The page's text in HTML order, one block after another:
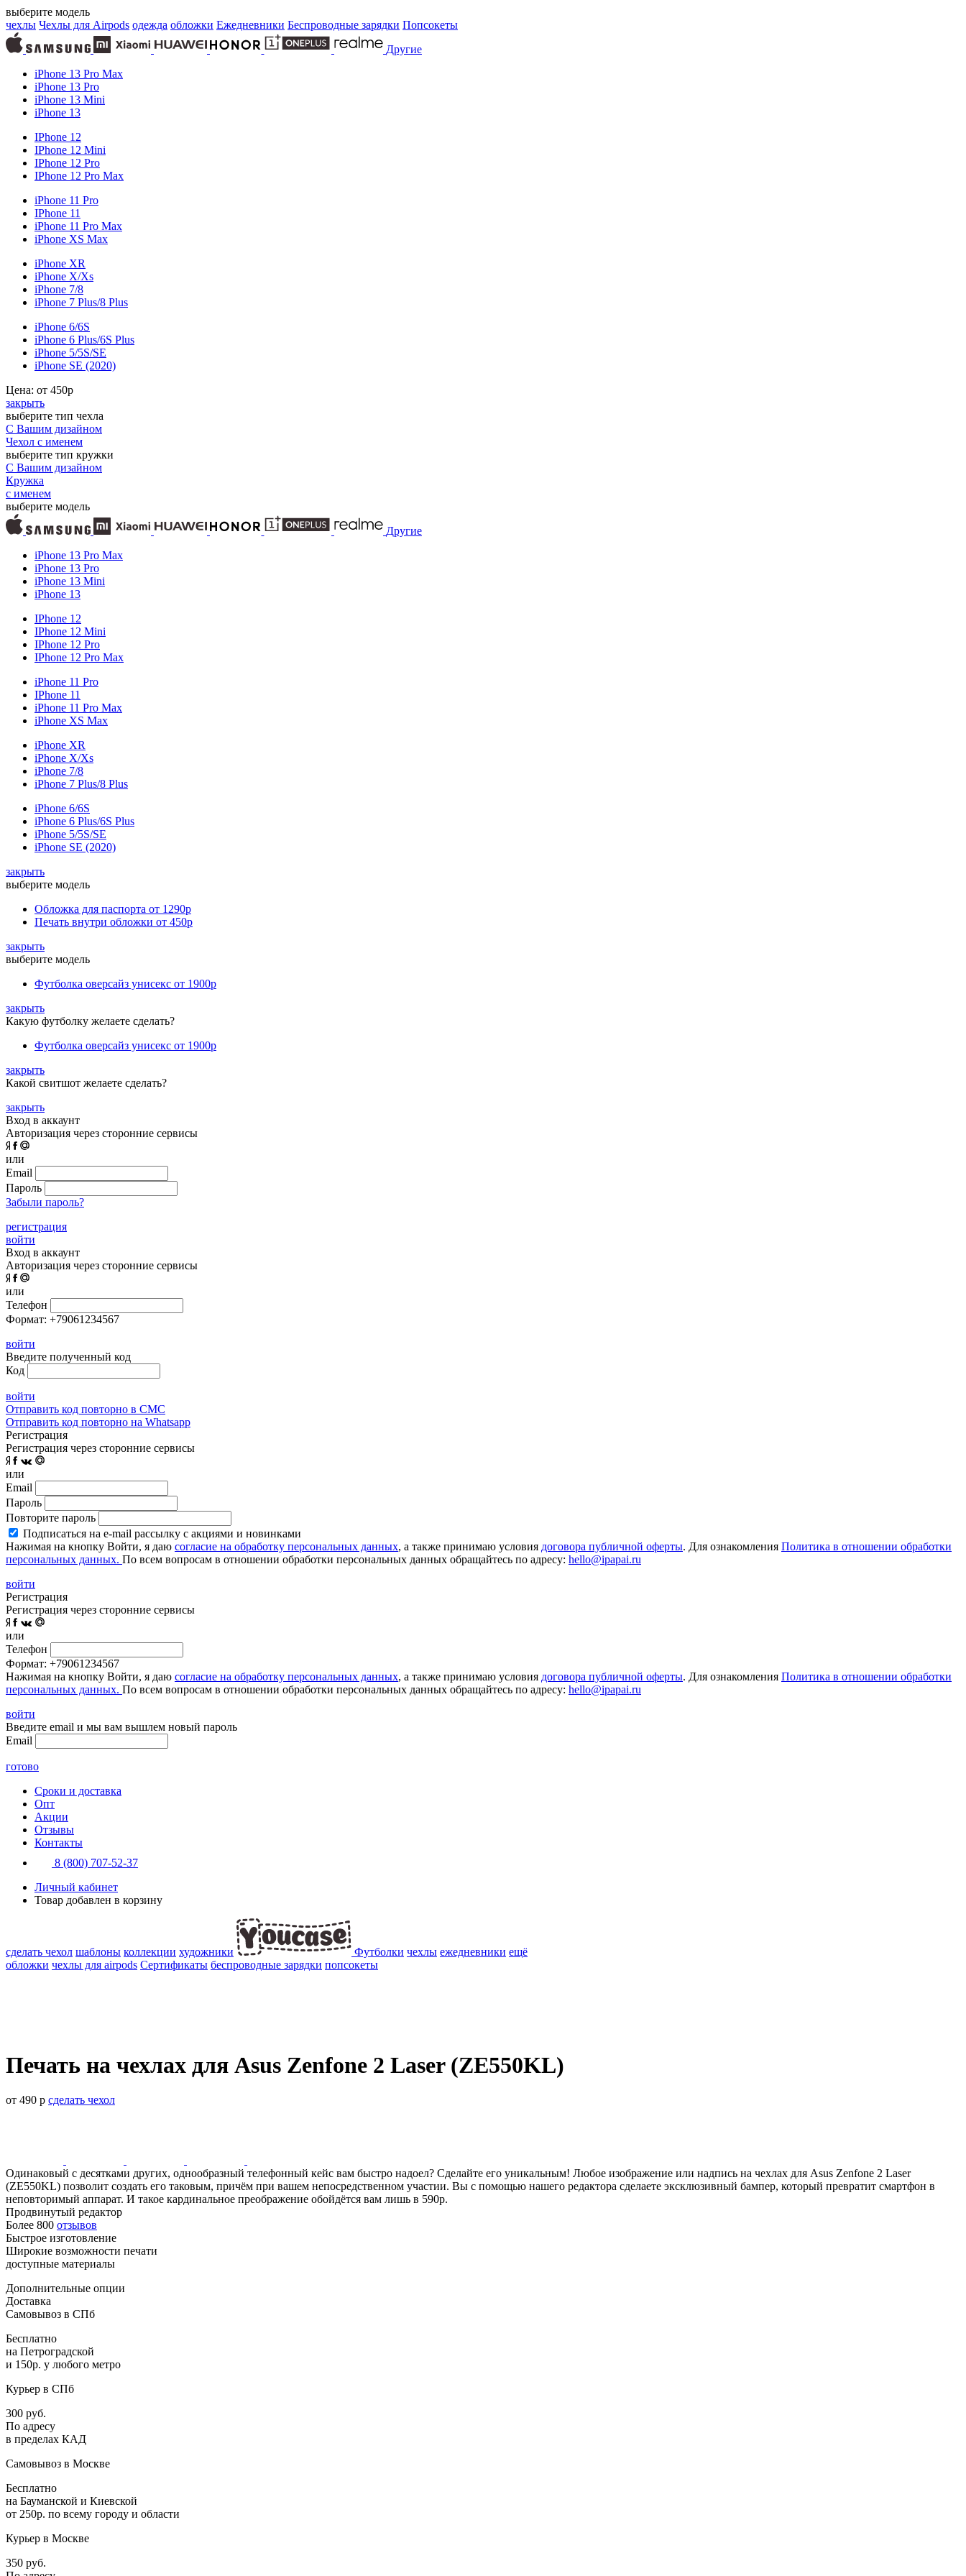
выберите модель
чехлы Чехлы для Airpods одежда обложки Ежедневники Беспроводные зарядки Попсокеты
Другие
iPhone 13 Pro Max
iPhone 13 Pro
iPhone 13 Mini
iPhone 13
IPhone 12
IPhone 12 Mini
IPhone 12 Pro
IPhone 12 Pro Max
iPhone 11 Pro
IPhone 11
iPhone 11 Pro Max
iPhone XS Max
iPhone XR
iPhone X/Xs
iPhone 7/8
iPhone 7 Plus/8 Plus
iPhone 6/6S
iPhone 6 Plus/6S Plus
iPhone 5/5S/SE
iPhone SE (2020)
Цена: от 450р
закрыть
выберите тип чехла
С Вашим дизайном
Чехол с именем
выберите тип кружки
С Вашим дизайном
Кружка
с именем
выберите модель
Другие
iPhone 13 Pro Max
iPhone 13 Pro
iPhone 13 Mini
iPhone 13
IPhone 12
IPhone 12 Mini
IPhone 12 Pro
IPhone 12 Pro Max
iPhone 11 Pro
IPhone 11
iPhone 11 Pro Max
iPhone XS Max
iPhone XR
iPhone X/Xs
iPhone 7/8
iPhone 7 Plus/8 Plus
iPhone 6/6S
iPhone 6 Plus/6S Plus
iPhone 5/5S/SE
iPhone SE (2020)
закрыть
выберите модель
Обложка для паспорта от 1290р
Печать внутри обложки от 450р
закрыть
выберите модель
Футболка оверсайз унисекс от 1900р
закрыть
Какую футболку желаете сделать?
Футболка оверсайз унисекс от 1900р
закрыть
Какой свитшот желаете сделать?
закрыть
Вход в аккаунт
Авторизация через сторонние сервисы
или
Email
Пароль
Забыли пароль?
регистрация
войти
Вход в аккаунт
Авторизация через сторонние сервисы
или
Телефон
Формат: +79061234567
войти
Введите полученный код
Код
войти
Отправить код повторно в СМС
Отправить код повторно на Whatsapp
Регистрация
Регистрация через сторонние сервисы
или
Email
Пароль
Повторите пароль
Подписаться на e-mail рассылку с акциями и новинками
Нажимая на кнопку Войти, я даю согласие на обработку персональных данных, а также принимаю условия договора публичной оферты. Для ознакомления Политика в отношении обработки
персональных данных. По всем вопросам в отношении обработки персональных данных обращайтесь по адресу: hello@ipapai.ru
войти
Регистрация
Регистрация через сторонние сервисы
или
Телефон
Формат: +79061234567
Нажимая на кнопку Войти, я даю согласие на обработку персональных данных, а также принимаю условия договора публичной оферты. Для ознакомления Политика в отношении обработки
персональных данных. По всем вопросам в отношении обработки персональных данных обращайтесь по адресу: hello@ipapai.ru
войти
Введите email и мы вам вышлем новый пароль
Email
готово
Сроки и доставка
Опт
Акции
Отзывы
Контакты
8 (800) 707-52-37
Личный кабинет
Товар добавлен в корзину
сделать чехол шаблоны коллекции художники Футболки чехлы ежедневники ещё
обложки чехлы для airpods Сертификаты беспроводные зарядки попсокеты
Печать на чехлах для Asus Zenfone 2 Laser (ZE550KL)
от 490 р сделать чехол
Одинаковый с десятками других, однообразный телефонный кейс вам быстро надоел? Сделайте его уникальным! Любое изображение или надпись на чехлах для Asus Zenfone 2 Laser
(ZE550KL) позволит создать его таковым, причём при вашем непосредственном участии. Вы с помощью нашего редактора сделаете эксклюзивный бампер, который превратит смартфон в
неповторимый аппарат. И такое кардинальное преображение обойдётся вам лишь в 590р.
Продвинутый редактор
Более 800 отзывов
Быстрое изготовление
Широкие возможности печати
доступные материалы
Дополнительные опции
Доставка
Самовывоз в СПб
Бесплатно
на Петроградской
и 150р. у любого метро
Курьер в СПб
300 руб.
По адресу
в пределах КАД
Самовывоз в Москве
Бесплатно
на Бауманской и Киевской
от 250р. по всему городу и области
Курьер в Москве
350 руб.